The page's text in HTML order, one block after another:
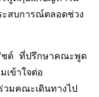
สบการณ์ตลอดช่วง
ชต์ ที่ปรึกษาคณะพูด
ข้าใจต่อ
วมคณะเดินทางไป